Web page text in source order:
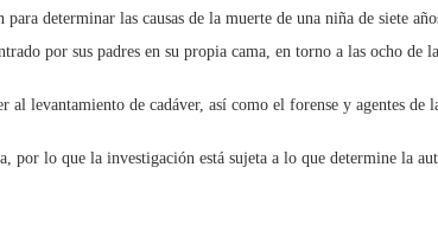
determinar las causas de la muerte de una niña de siete
por sus padres en su propia cama, en torno a las ocho de
al levantamiento de cadáver, así como el forense y agentes de
por lo que la investigación está sujeta a lo que determine la